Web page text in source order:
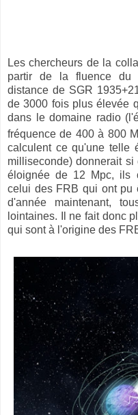
Les chercheurs de la
partir de la fluence du
distance de SGR
de 3000 fois plus élevée
dans le domaine radio
fréquence de 400 à 800
calculent ce qu'une telle
milliseconde) donnerait
éloignée de 12 Mpc, ils
celui des FRB qui ont pu
d'année maintenant,
lointaines. Il ne fait donc
qui sont à l'origine des